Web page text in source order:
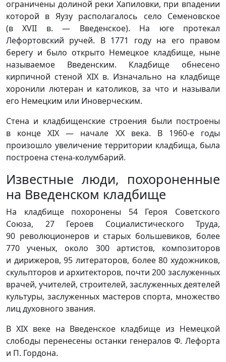
ограничены долиной реки Хапиловки, при впадении
которой в Яузу располагалось село Семеновское
(в XVII в. — Введенское). На юге протекал
Лефортовский ручей. В 1771 году на его правом
берегу и было открыто Немецкое кладбище, ныне
называемое Введенским. Кладбище обнесено
кирпичной стеной XIX в. Изначально на кладбище
хоронили лютеран и католиков, за что и называли
его Немецким или Иноверческим.
Стена и кладбищенские строения были построены
в конце XIX — начале XX века. В 1960-е годы
произошло увеличение территории кладбища, была
построена стена-колумбарий.
Известные люди, похороненные
на Введенском кладбище
На кладбище похоронены 54 Героя Советского
Союза, 27 Героев Социалистического Труда,
90 революционеров и старых большевиков, более
770 ученых, около 300 артистов, композиторов
и дирижеров, 95 литераторов, более 80 художников,
скульпторов и архитекторов, почти 200 заслуженных
врачей, учителей, строителей, заслуженных деятелей
культуры, заслуженных мастеров спорта, множество
лиц духовного звания.
В XIX веке на Введенское кладбище из Немецкой
слободы перенесены останки генералов Ф. Лефорта
и П. Гордона.